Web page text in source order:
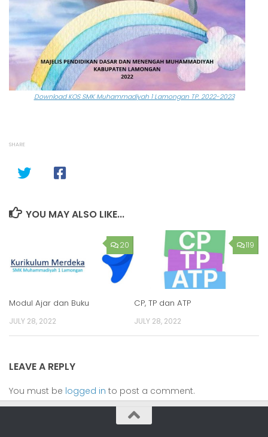
Download KOS SMK Muhammadiyah 1 Lamongan TP. 2022-2023
SHARE
YOU MAY ALSO LIKE...
20
Modul Ajar dan Buku
JULY 28, 2022
119
CP, TP dan ATP
JULY 28, 2022
LEAVE A REPLY
You must be logged in to post a comment.